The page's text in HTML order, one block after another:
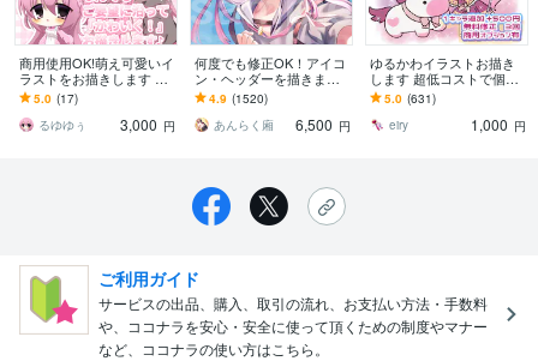
商用使用OK!萌え可愛いイ
ラストをお描きします 平
成のギャルゲのような萌
え萌えイラストをご提供
します♪
5.0 (17)
るゆゆぅ
3,000 円
何度でも修正OK！アイコ
ン・ヘッダーを描きます
低コスト・高品質♫Twitte
r・動画・インスタ等SNS
に
4.9 (1520)
あんらく廂
6,500 円
ゆるかわイラストお描き
します 超低コストで個性
派ゆるかわイラスト
5.0 (631)
eiry
1,000 円
ご利用ガイド
サービスの出品、購入、取引の流れ、お支払い方法・手数料
や、ココナラを安心・安全に使って頂くための制度やマナー
など、ココナラの使い方はこちら。